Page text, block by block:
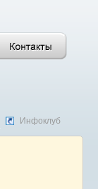
Инфоклуб